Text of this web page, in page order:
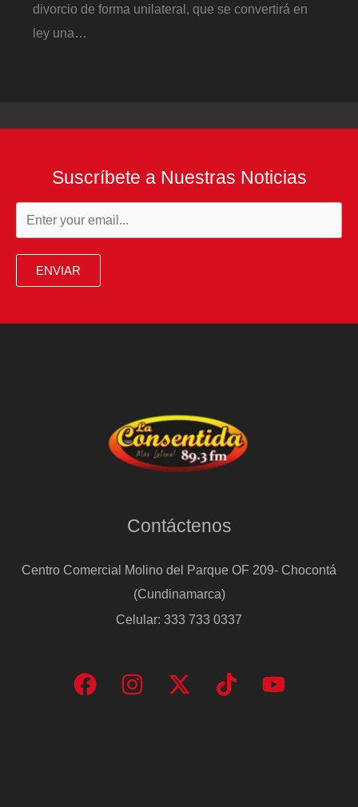
divorcio de forma unilateral, que se convertirá en
ley una…
Suscríbete a Nuestras Noticias
ENVIAR
Contáctenos
Centro Comercial Molino del Parque OF 209- Chocontá
(Cundinamarca)
Celular: 333 733 0337